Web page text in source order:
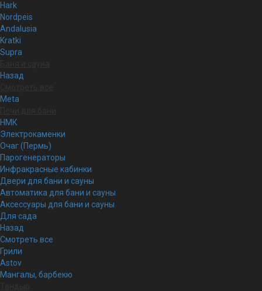
Hark
Nordpeis
Andalusia
Kratki
Supra
Назад
Meta
НМК
Электрокаменки
Очаг (Пермь)
Парогенераторы
Инфракрасные кабинки
Двери для бани и сауны
Автоматика для бани и сауны
Аксессуары для бани и сауны
Для сада
Назад
Смотреть все
Грили
Astov
Мангалы, барбекю